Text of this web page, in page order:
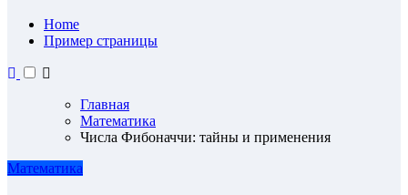
Home
Пример страницы
Главная
Математика
Числа Фибоначчи: тайны и применения
Математика